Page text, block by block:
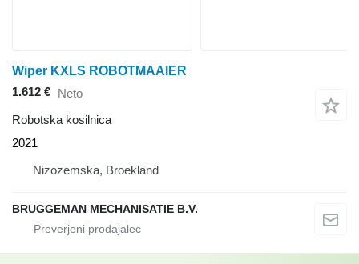
Wiper KXLS ROBOTMAAIER
1.612 € Neto
Robotska kosilnica
2021
Nizozemska, Broekland
BRUGGEMAN MECHANISATIE B.V.